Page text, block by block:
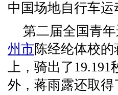
中国场地自行车
第二届全国青
州市陈经纶体校
上，骑出了19.191
外，蒋雨露还取